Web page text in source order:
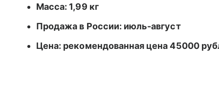
Масса: 1,99 кг
Продажа в России: июль-август
Цена: рекомендованная цена 45000